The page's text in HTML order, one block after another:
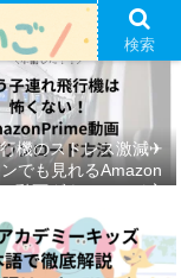
機のストレス激減✈︎
でも見れるAmazon
動画ダウンロード方
検索